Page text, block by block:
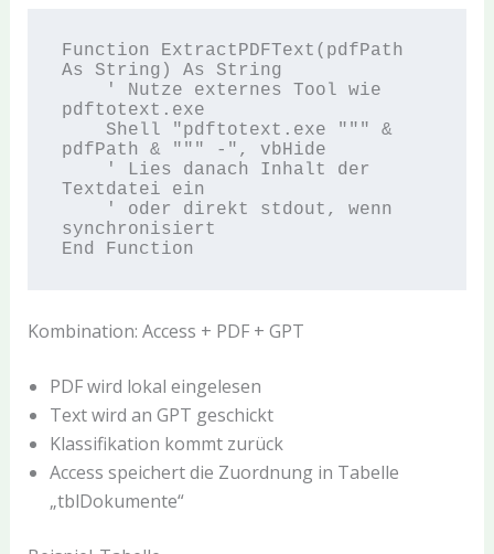
Function ExtractPDFText(pdfPath
As String) As String
pdftotext.exe
pdfPath & """ -", vbHide
Textdatei ein
synchronisiert
Kombination: Access + PDF + GPT
PDF wird lokal eingelesen
Text wird an GPT geschickt
Klassifikation kommt zurück
Access speichert die Zuordnung in Tabelle
„tblDokumente“